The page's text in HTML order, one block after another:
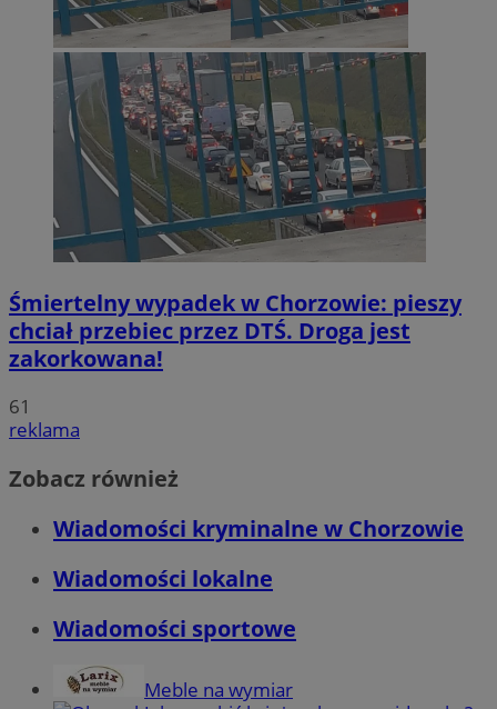
Śmiertelny wypadek w Chorzowie: pieszy
chciał przebiec przez DTŚ. Droga jest
zakorkowana!
61
reklama
Zobacz również
Wiadomości kryminalne w Chorzowie
Wiadomości lokalne
Wiadomości sportowe
Meble na wymiar